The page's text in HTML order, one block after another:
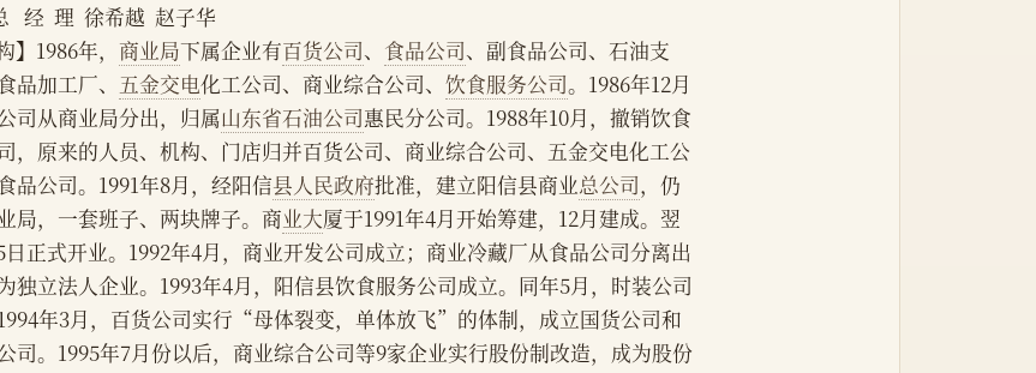
总   经  理  徐希越  赵子华
构】1986年，
商业局下属企业有百货公司、 食品公司、副食品公司、石油支
品加工厂、 五金交电化工公司、商业综合公司、饮食服务公司。1986年12月
司从商业局分出，归属山东省石油公司惠民分公司。1988年10月，撤销饮食
，原来的人员、机构、门店归并百货公司、商业综合公司、五金交电化工公
品公司。1991年8月，经阳信县人民政府批准，建立阳信县商业总公司，仍
局，一套班子、两块牌子。商业大厦于1991年4月开始筹建，12月建成。翌
日正式开业。1992年4月，商业开发公司成立；商业冷藏厂从食品公司分离出
独立法人企业。1993年4月，阳信县饮食服务公司成立。同年5月，时装公司
年3月，百货公司实行“母体裂变，单体放飞”的体制，成立国货公司和
司。1995年7月份以后，商业综合公司等9家企业实行股份制改造，成为股份